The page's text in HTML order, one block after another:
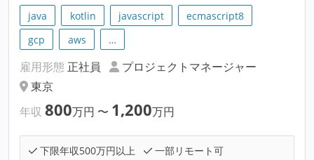
java kotlin javascript
ecmascript8
gcp
aws …
雇用形態 正社員
プロジェクトマネージャー
東京
年収 800万円 〜 1,200万円
下限年収500万円以上
一部リモート可